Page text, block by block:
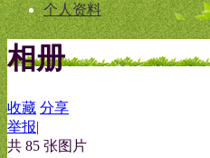
个人资料
相册
收藏 分享
举报|
共 85 张图片